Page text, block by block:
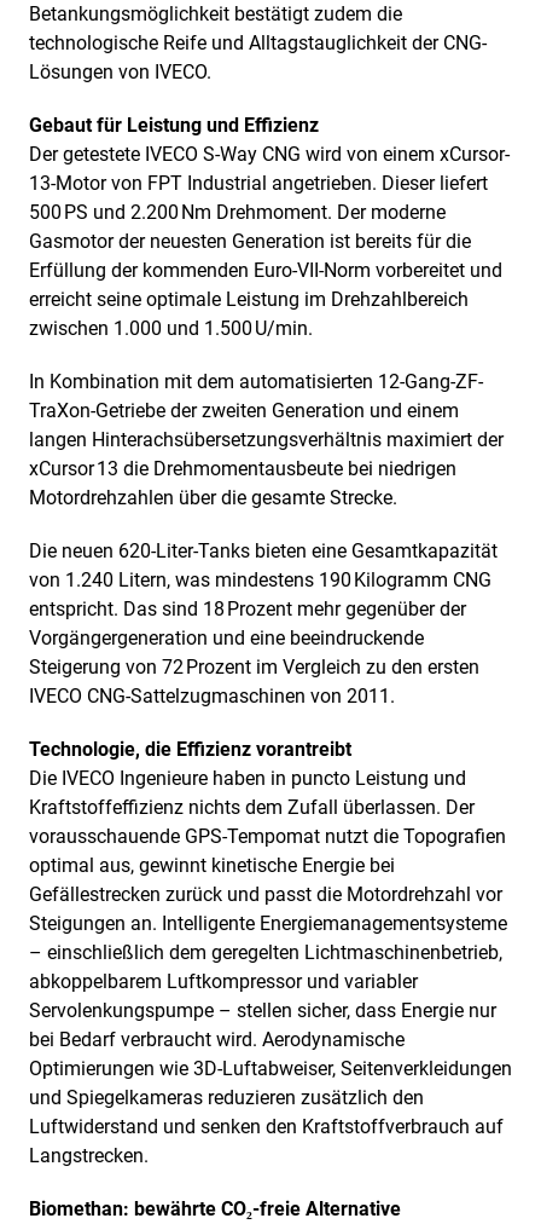
Betankungsmöglichkeit bestätigt zudem die
technologische Reife und Alltagstauglichkeit der CNG-
Lösungen von IVECO.
Gebaut für Leistung und Effizienz
Der getestete IVECO S-Way CNG wird von einem xCursor-
13-Motor von FPT Industrial angetrieben. Dieser liefert
500 PS und 2.200 Nm Drehmoment. Der moderne
Gasmotor der neuesten Generation ist bereits für die
Erfüllung der kommenden Euro-VII-Norm vorbereitet und
erreicht seine optimale Leistung im Drehzahlbereich
zwischen 1.000 und 1.500 U/min.
In Kombination mit dem automatisierten 12-Gang-ZF-
TraXon-Getriebe der zweiten Generation und einem
langen Hinterachsübersetzungsverhältnis maximiert der
xCursor 13 die Drehmomentausbeute bei niedrigen
Motordrehzahlen über die gesamte Strecke.
Die neuen 620-Liter-Tanks bieten eine Gesamtkapazität
von 1.240 Litern, was mindestens 190 Kilogramm CNG
entspricht. Das sind 18 Prozent mehr gegenüber der
Vorgängergeneration und eine beeindruckende
Steigerung von 72 Prozent im Vergleich zu den ersten
IVECO CNG-Sattelzugmaschinen von 2011.
Technologie, die Effizienz vorantreibt
Die IVECO Ingenieure haben in puncto Leistung und
Kraftstoffeffizienz nichts dem Zufall überlassen. Der
vorausschauende GPS-Tempomat nutzt die Topografien
optimal aus, gewinnt kinetische Energie bei
Gefällestrecken zurück und passt die Motordrehzahl vor
Steigungen an. Intelligente Energiemanagementsysteme
– einschließlich dem geregelten Lichtmaschinenbetrieb,
abkoppelbarem Luftkompressor und variabler
Servolenkungspumpe – stellen sicher, dass Energie nur
bei Bedarf verbraucht wird. Aerodynamische
Optimierungen wie 3D-Luftabweiser, Seitenverkleidungen
und Spiegelkameras reduzieren zusätzlich den
Luftwiderstand und senken den Kraftstoffverbrauch auf
Langstrecken.
Biomethan: bewährte CO₂-freie Alternative